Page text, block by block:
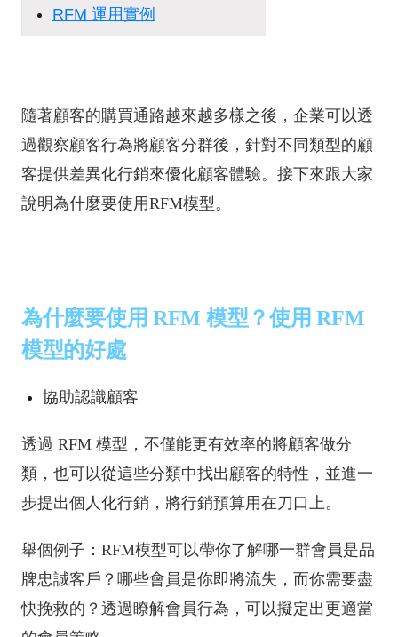
RFM 運用實例
隨著顧客的購買通路越來越多樣之後，企業可以透
過觀察顧客行為將顧客分群後，針對不同類型的顧
客提供差異化行銷來優化顧客體驗。接下來跟大家
說明為什麼要使用RFM模型。
為什麼要使用 RFM 模型？使用 RFM
模型的好處
協助認識顧客
透過 RFM 模型，不僅能更有效率的將顧客做分
類，也可以從這些分類中找出顧客的特性，並進一
步提出個人化行銷，將行銷預算用在刀口上。
舉個例子：RFM模型可以帶你了解哪一群會員是品
牌忠誠客戶？哪些會員是你即將流失，而你需要盡
快挽救的？透過瞭解會員行為，可以擬定出更適當